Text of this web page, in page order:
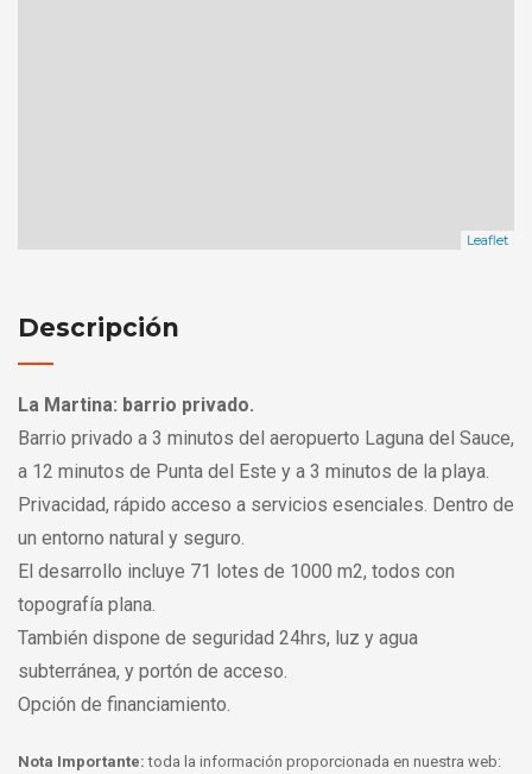
Leaflet
Descripción
La Martina: barrio privado.
Barrio privado a 3 minutos del aeropuerto Laguna del Sauce,
a 12 minutos de Punta del Este y a 3 minutos de la playa.
Privacidad, rápido acceso a servicios esenciales. Dentro de
un entorno natural y seguro.
El desarrollo incluye 71 lotes de 1000 m2, todos con
topografía plana.
También dispone de seguridad 24hrs, luz y agua
subterránea, y portón de acceso.
Opción de financiamiento.
Nota Importante:toda la información proporcionada en nuestra web: